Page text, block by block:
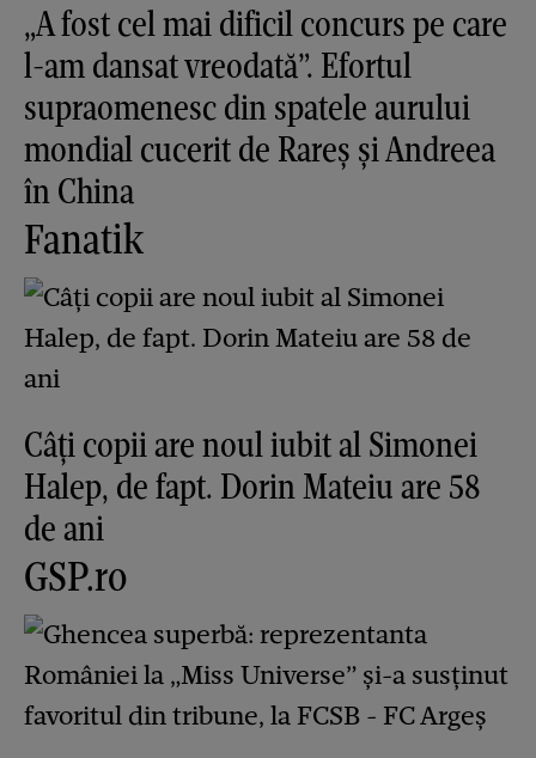
„A fost cel mai dificil concurs pe care
l-am dansat vreodată”. Efortul
supraomenesc din spatele aurului
mondial cucerit de Rareș și Andreea
în China
Fanatik
Câți copii are noul iubit al Simonei
Halep, de fapt. Dorin Mateiu are 58
de ani
GSP.ro